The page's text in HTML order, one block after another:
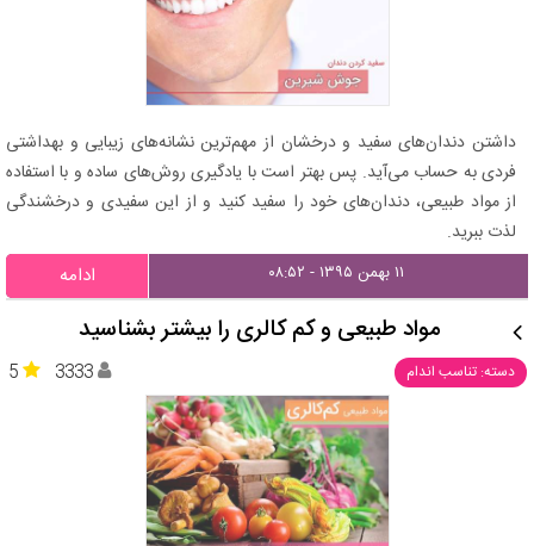
داشتن دندا‌ن‌های سفید و درخشان از مهم‌ترین نشانه‌های زیبایی و بهداشتی
فردی به حساب می‌آید. پس بهتر است با یادگیری روش‌های ساده و با استفاده
از مواد طبیعی، دندان‌های خود را سفید کنید و از این سفیدی و درخشندگی
لذت ببرید.
۱۱ بهمن ۱۳۹۵ - ۰۸:۵۲ ادامه
مواد طبیعی و کم کالری را بیشتر بشناسید
دسته: تناسب اندام 5 3333